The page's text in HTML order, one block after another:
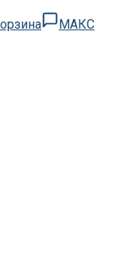
дачи Савушка
МАКС